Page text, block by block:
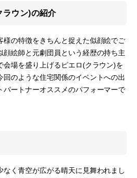
ラウン)の紹介
の特徴をきちんと捉えた似顔絵でご
絵師と元劇団員という経歴の持ち主
会場を盛り上げるピエロ(クラウン)を
のような住宅関係のイベントへの出
パートナーオススメのパフォーマーで
く青空が広がる晴天に見舞われまし